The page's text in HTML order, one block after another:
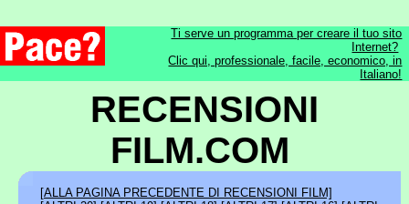
Ti serve un programma per creare il tuo sito
Internet?
Clic qui, professionale, facile, economico, in
Italiano!
RECENSIONI
FILM.COM
[ALLA PAGINA PRECEDENTE DI RECENSIONI FILM]